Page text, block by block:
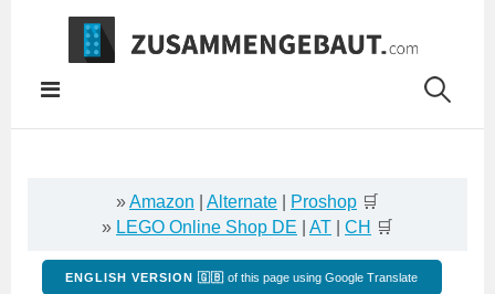
Springe
Inhalt
»Amazon Alternate Proshop 🛒
» LEGO Online Shop DE AT CH 🛒
ENGLISH VERSION 🇬🇧 of this page using Google Translate